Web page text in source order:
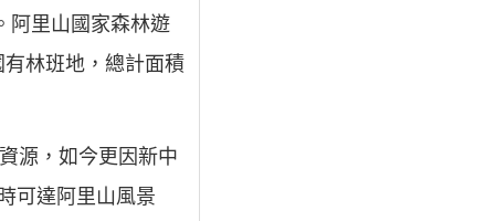
阿里山國家森林遊
林班地，總計面積
源，如今更因新中
可達阿里山風景